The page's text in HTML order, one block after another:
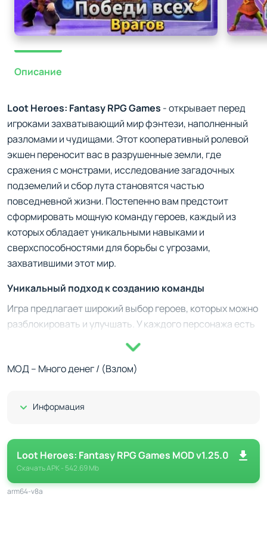
Описание
Loot Heroes: Fantasy RPG Games - открывает перед
игроками захватывающий мир фэнтези, наполненный
разломами и чудищами. Этот кооперативный ролевой
экшен переносит вас в разрушенные земли, где
сражения с монстрами, исследование загадочных
подземелий и сбор лута становятся частью
повседневной жизни. Постепенно вам предстоит
сформировать мощную команду героев, каждый из
которых обладает уникальными навыками и
сверхспособностями для борьбы с угрозами,
захватившими этот мир.
Уникальный подход к созданию команды
Игра предлагает широкий выбор героев, которых можно
разблокировать и улучшать. У каждого персонажа есть
Мощные перки. С каждым новым уровнем
доминирования в бою.
Разнообразие снаряжения. Найдите или создайте
элементы экипировки, которые сделают героев
сильнее.
МОД – Много денег / (Взлом)
Показать/Скрыть
Информация
Loot Heroes: Fantasy RPG Games MOD v1.25.0
СкачатьAPK- 542.69 Mb
arm64-v8a